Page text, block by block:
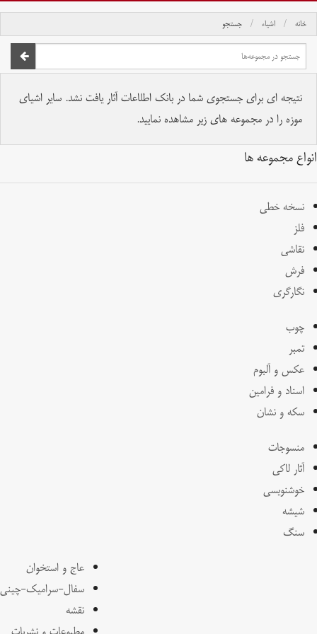
خانه اشیاء جستجو
نتیجه ای برای جستجوی شما در بانک اطلاعات آثار یافت نشد. سایر اشیای
موزه را در مجموعه های زیر مشاهده نمایید.
انواع مجموعه ها
نسخه خطی
فلز
نقاشی
فرش
نگارگری
چوب
تمبر
عکس و آلبوم
اسناد و فرامین
سکه و نشان
منسوجات
آثار لاکی
خوشنویسی
شیشه
سنگ
عاج و استخوان
سفال-سرامیک-چینی
نقشه
تمام حقوق برای موسسه کتابخانه و موزه ملی ملک محفوظ است.